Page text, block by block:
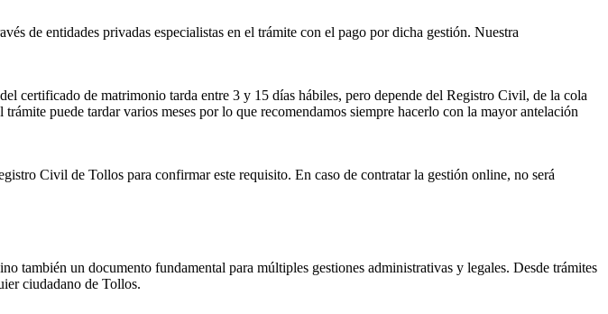
de entidades privadas especialistas en el trámite con el pago por dicha gestión. Nuestra
certificado de matrimonio tarda entre 3 y 15 días hábiles, pero depende del Registro Civil, de la cola
puede tardar varios meses por lo que recomendamos siempre hacerlo con la mayor antelación
Civil de Tollos para confirmar este requisito. En caso de contratar la gestión online, no será
también un documento fundamental para múltiples gestiones administrativas y legales. Desde trámites
ciudadano de Tollos.